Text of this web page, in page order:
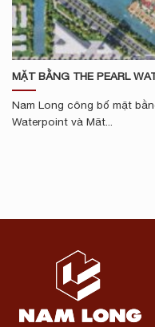
MẶT BẰNG THE PEARL
Nam Long công bố mặt
Waterpoint và Măt...